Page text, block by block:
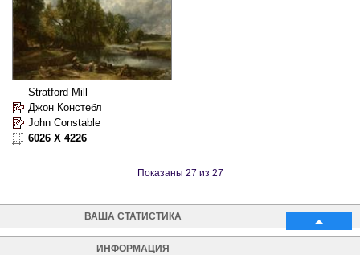
Stratford Mill
Джон Констебл
John Constable
6026 X 4226
Показаны 27 из 27
ВАША СТАТИСТИКА
ИНФОРМАЦИЯ